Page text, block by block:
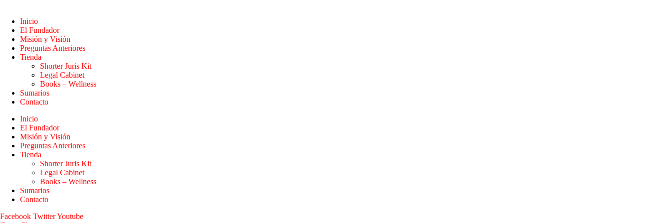
Inicio
El Fundador
Misión y Visión
Preguntas Anteriores
Tienda
Shorter Juris Kit
Legal Cabinet
Books – Wellness
Sumarios
Contacto
Inicio
El Fundador
Misión y Visión
Preguntas Anteriores
Tienda
Shorter Juris Kit
Legal Cabinet
Books – Wellness
Sumarios
Contacto
Facebook TwitterYoutube